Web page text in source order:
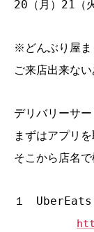
20（月）21（
※どんぶり屋ま
ご来店出来な
デリバリーサ
まずはアプリ
そこから店名
１ UberEats